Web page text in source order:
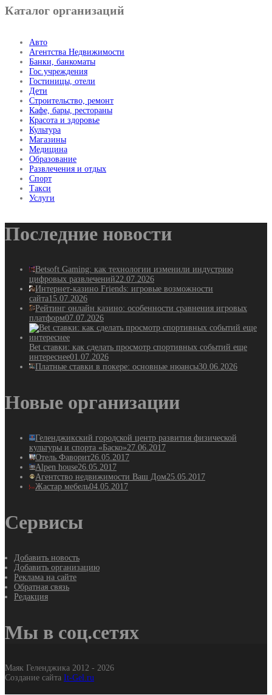
Каталог организаций
Авто
Агентства Недвижимости
Банки, банкоматы
Гос.учреждения
Гостиницы, отели
Дети
Строительство, ремонт
Кафе, бары, рестораны
Красота и здоровье
Культура
Магазины
Медицина
Образование
Развлечения и отдых
Спорт
Такси
Услуги
Последние новости
Betsoft Gaming: как технологии изменили индустрию
цифровых развлечений22.07.2026
Интернет-казино Friends: игровые возможности
сайта15.07.2026
Рейтинг онлайн казино: особенности сравнения игровых
платформ07.07.2026
Bet ставки: как сделать просмотр спортивных событий еще
интереснее01.07.2026
Платные ставки в покере: основные нюансы30.06.2026
Новые организации
Геленджикский городской центр развития физической
культуры и спорта «Баско»27.06.2017
Отель Фаворит26.05.2017
Alpen house26.05.2017
Агентство недвижимости Ваш Дом25.05.2017
Жастар мебель04.05.2017
Сервисы
Добавить новость
Добавить организацию
Реклама на сайте
Обратная связь
Редакция
Мы в соц.сетях
Маяк Геленджика 2012 - 2026
Создание сайта It-Gel.ru